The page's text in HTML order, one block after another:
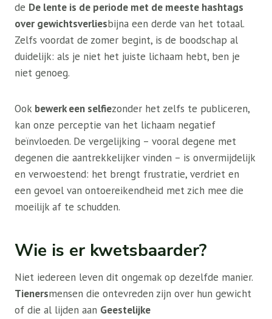
de De lente is de periode met de meeste hashtags
over gewichtsverliesbijna een derde van het totaal.
Zelfs voordat de zomer begint, is de boodschap al
duidelijk: als je niet het juiste lichaam hebt, ben je
niet genoeg.
Ook bewerk een selfiezonder het zelfs te publiceren,
kan onze perceptie van het lichaam negatief
beïnvloeden. De vergelijking – vooral degene met
degenen die aantrekkelijker vinden – is onvermijdelijk
en verwoestend: het brengt frustratie, verdriet en
een gevoel van ontoereikendheid met zich mee die
moeilijk af te schudden.
Wie is er kwetsbaarder?
Niet iedereen leven dit ongemak op dezelfde manier.
Tienersmensen die ontevreden zijn over hun gewicht
of die al lijden aan Geestelijke